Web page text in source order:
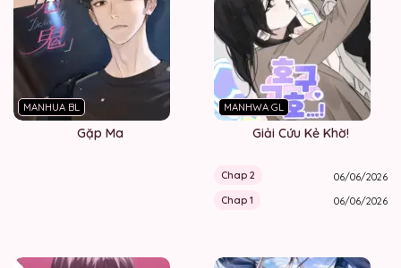
MANHUA BL
Gặp Ma
MANHWA GL
Giải Cứu Kẻ Khờ!
Chap 2
06/06/2026
Chap 1
06/06/2026